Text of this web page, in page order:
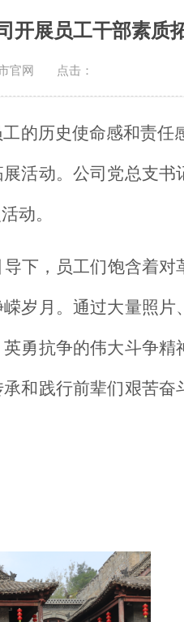
展员工干部素质
官网 点击：
的历史使命感和责任
活动。公司党总支书
动。
下，员工们饱含着对
岁月。通过大量照片
勇抗争的伟大斗争精
和践行前辈们艰苦奋